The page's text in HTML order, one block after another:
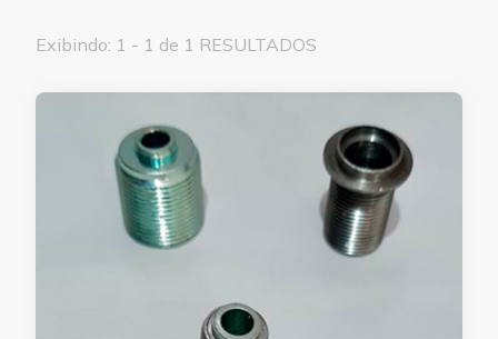
Exibindo: 1 - 1 de 1 RESULTADOS